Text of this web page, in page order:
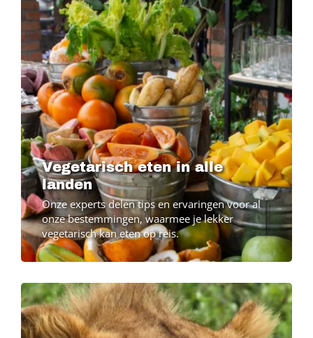
Vegetarisch eten in alle
landen
Onze experts delen tips en ervaringen voor al
onze bestemmingen, waarmee je lekker
vegetarisch kan eten op reis.